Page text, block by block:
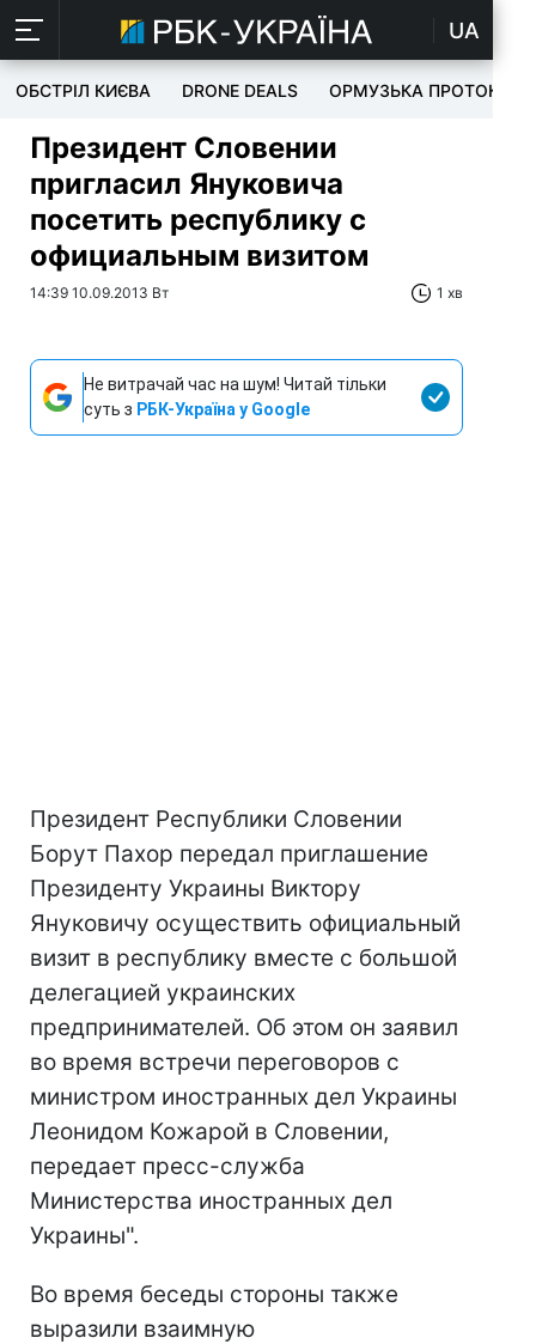
UA
ОБСТРІЛ КИЄВА DRONE DEALS ОРМУЗЬКА ПРОТОКА
Президент Словении
пригласил Януковича
посетить республику c
официальным визитом
14:39 10.09.2013 Вт 1 хв
Не витрачай час на шум! Читай тільки
суть з РБК-Україна у Google
Президент Республики Словении
Борут Пахор передал приглашение
Президенту Украины Виктору
Януковичу осуществить официальный
визит в республику вместе с большой
делегацией украинских
предпринимателей. Об этом он заявил
во время встречи переговоров с
министром иностранных дел Украины
Леонидом Кожарой в Словении,
передает пресс-служба
Министерства иностранных дел
Украины".
Во время беседы стороны также
выразили взаимную